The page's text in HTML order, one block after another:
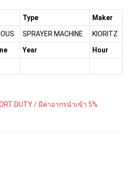
Type Maker
SPRAYER MACHINE KIORITZ
Year Hour
DUTY / มีค่าอากรนำเข้า 5%